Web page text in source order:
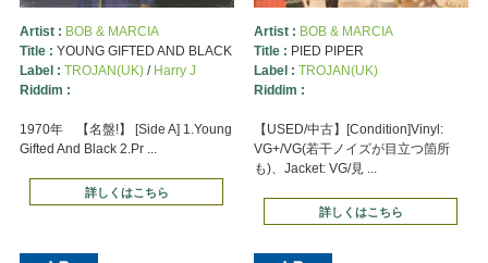
Artist : BOB & MARCIA
Title : YOUNG GIFTED AND BLACK
Label : TROJAN(UK)/ Harry J
Riddim :
1970年 【名盤!】 [Side A] 1.Young
Gifted And Black 2.Pr ...
詳しくはこちら
Artist : BOB & MARCIA
Title : PIED PIPER
Label : TROJAN(UK)
Riddim :
【USED/中古】[Condition]Vinyl:
VG+/VG(若干ノイズが目立つ箇所
も)、Jacket: VG/見 ...
詳しくはこちら